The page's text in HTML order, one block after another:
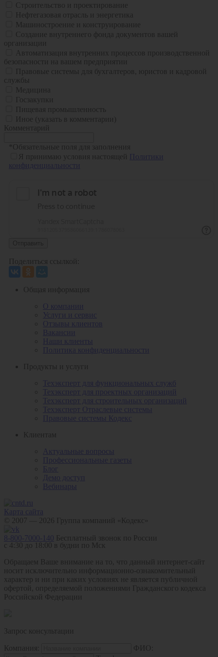
Строительство и проектирование
Нефтегазовая отрасль и энергетика
Машиностроение и конструирование
Создание внутреннего фонда документов вашей
организации
Автоматизация внутренних процессов производственной
безопасности на вашем предприятии
Правовые системы для бухгалтеров, юристов и кадровой
службы
Медицина
Госзакупки
Пищевая промышленность
Иное (указать в комментарии)
Комментарий
Обязательные поля для заполнения
Я принимаю условия настоящей Политики
конфиденциальности
Поделиться ссылкой:
Общая информация
О компании
Услуги и сервис
Отзывы клиентов
Вакансии
Наши клиенты
Политика конфиденциальности
Продукты и услуги
Техэксперт для функциональных служб
Техэксперт для проектных организаций
Техэксперт для строительных организаций
Техэксперт Отраслевые системы
Правовые системы Кодекс
Клиентам
Актуальные вопросы
Профессиональные газеты
Блог
Демо доступ
Вебинары
Карта сайта
© 2007 — 2026 Группа компаний «Кодекс»
8-800-7000-140 Бесплатный звонок по России
с 4:30 до 18:00 в будни по Мск
Обращаем Ваше внимание на то, что данный интернет-сайт
носит исключительно информационно-ознакомительный
характер и ни при каких условиях не является публичной
офертой, определяемой положениями Гражданского кодекса
Российской Федерации
Запрос консультации
Компания:
ФИО: